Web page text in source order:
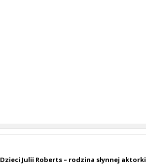
Dzieci Julii Roberts – rodzina słynnej aktorki